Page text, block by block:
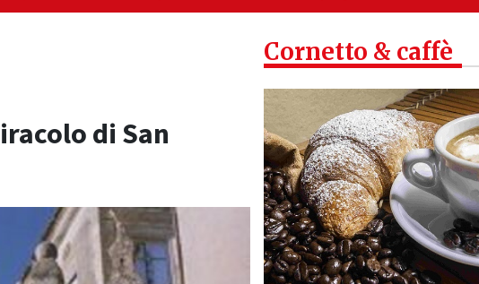
nella notte la Villa comunale. Il sindaco Giordano: «Non ci
di San
Cornetto & caffè